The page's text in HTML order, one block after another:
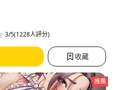
3/5(1228人評分)
收藏
推薦